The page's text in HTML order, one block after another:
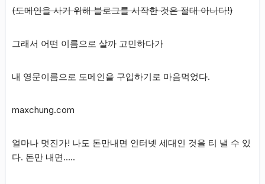
(도메인을 사기 위해 블로그를 시작한 것은 절대 아니다!)
그래서 어떤 이름으로 살까 고민하다가
내 영문이름으로 도메인을 구입하기로 마음먹었다.
maxchung.com
얼마나 멋진가! 나도 돈만내면 인터넷 세대인 것을 티 낼 수 있
다. 돈만 내면…..